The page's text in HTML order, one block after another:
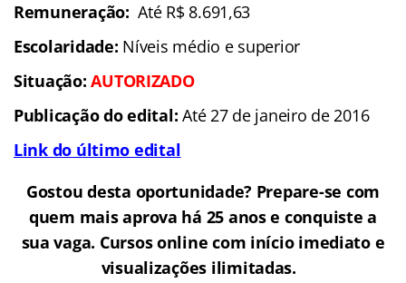
Remuneração:Até R$ 8.691,63
Escolaridade: Níveis médio e superior
Situação:AUTORIZADO
Publicação do edital:Até 27 de janeiro de 2016
Link do último edital
Gostou desta oportunidade? Prepare-se com
quem mais aprova há 25 anos e conquiste a
sua vaga. Cursos online com início imediato e
visualizações ilimitadas.